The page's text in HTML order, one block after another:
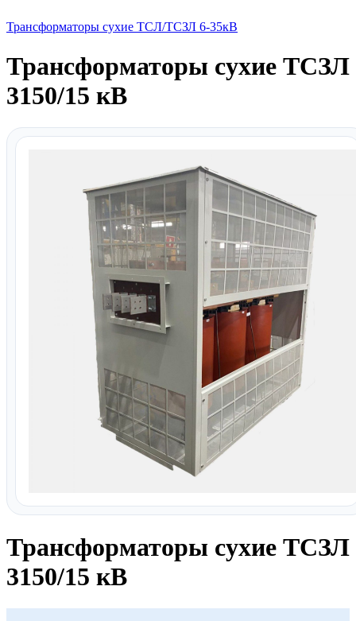
Трансформаторы сухие ТСЛ/ТСЗЛ 6-35кВ
Трансформаторы сухие ТСЗЛ
3150/15 кВ
Трансформаторы сухие ТСЗЛ
3150/15 кВ